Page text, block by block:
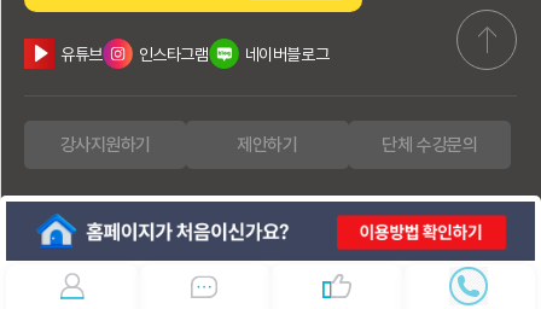
유튜브 인스타그램 네이버블로그
강사지원하기 제안하기 단체 수강문의